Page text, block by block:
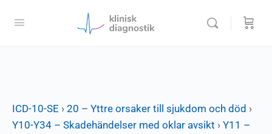
ICD-10-SE › 20 – Yttre orsaker till sjukdom och död ›
Y10-Y34 – Skadehändelser med oklar avsikt › Y11 –